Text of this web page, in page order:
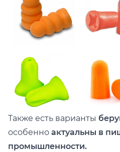
Также есть варианты
особенно актуальны в
промышленности.